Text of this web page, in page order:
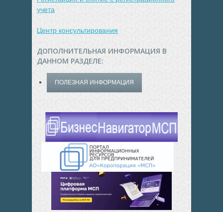
учета
Центр консультирования
ДОПОЛНИТЕЛЬНАЯ ИНФОРМАЦИЯ В
ДАННОМ РАЗДЕЛЕ:
ПОЛЕЗНАЯ ИНФОРМАЦИЯ